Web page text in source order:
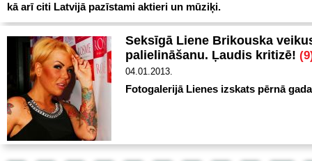
kā arī citi Latvijā pazīstami aktieri un mūziķi.
Seksīgā Liene Brikouska
palielināšanu. Ļaudis kritizē!
04.01.2013.
Fotogalerijā Lienes izskats pērnā